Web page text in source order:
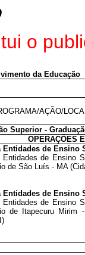
o
da Educação
AÇÃO/
Superior -
OPERAÇÕES
Entidades de Ensino
de Ensino
de São Luís - MA
Entidades de Ensino
de Ensino
de Itapecuru Mirim